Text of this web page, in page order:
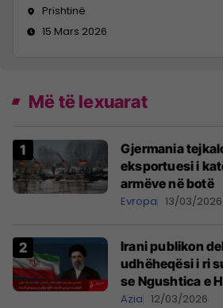
Prishtinë
15 Mars 2026
Më të lexuarat
Gjermania
eksportuesi i
armëve në botë
Evropa 13/03/2026
Irani publikon
udhëheqësi i ri
se Ngushtica e
mbetet e mbyllur
Azia 12/03/2026